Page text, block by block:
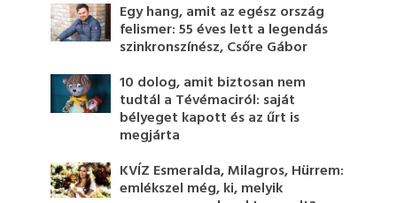
Egy hang, amit az egész ország
felismer: 55 éves lett a legendás
szinkronszínész, Csőre Gábor
10 dolog, amit biztosan nem
tudtál a Tévémaciról: saját
bélyeget kapott és az űrt is
megjárta
KVÍZ Esmeralda, Milagros, Hürrem:
emlékszel még, ki, melyik